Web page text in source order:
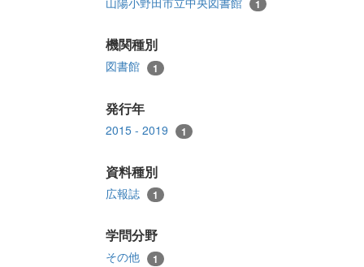
1
機関種別
図書館 1
発行年
2015 - 2019 1
資料種別
広報誌 1
学問分野
その他 1